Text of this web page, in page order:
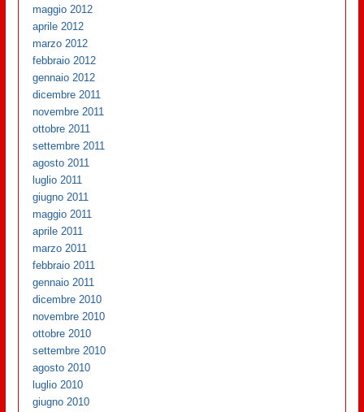
maggio 2012
aprile 2012
marzo 2012
febbraio 2012
gennaio 2012
dicembre 2011
novembre 2011
ottobre 2011
settembre 2011
agosto 2011
luglio 2011
giugno 2011
maggio 2011
aprile 2011
marzo 2011
febbraio 2011
gennaio 2011
dicembre 2010
novembre 2010
ottobre 2010
settembre 2010
agosto 2010
luglio 2010
giugno 2010